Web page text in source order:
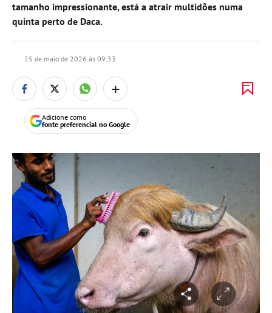
tamanho impressionante, está a atrair multidões numa
quinta perto de Daca.
25 de maio de 2026 às 09:33
+
Adicione como
fonte preferencial no Google